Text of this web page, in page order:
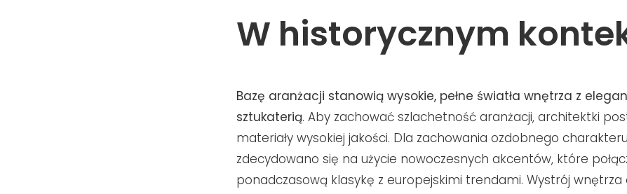
W historycznym
Bazę aranżacji stanowią wysokie, pełne światła wnętrza z
sztukaterią. Aby zachować szlachetność aranżacji, architektki
materiały wysokiej jakości. Dla zachowania ozdobnego
zdecydowano się na użycie nowoczesnych akcentów, które
ponadczasową klasykę z europejskimi trendami. Wystrój wnętrza